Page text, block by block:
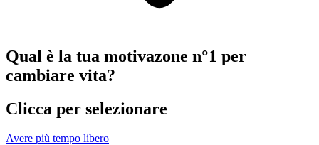
Qual è la tua motivazone n°1 per
cambiare vita?
Clicca per selezionare
Avere più tempo libero